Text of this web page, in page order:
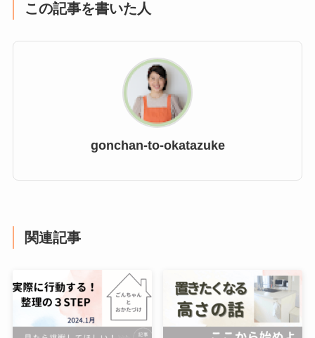
この記事を書いた人
gonchan-to-okatazuke
関連記事